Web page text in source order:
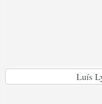
Luís